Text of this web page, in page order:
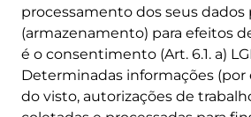
processamento dos seus dados
(armazenamento) para efeitos
é o consentimento (Art. 6.1. a)
Determinadas informações
do visto, autorizações de